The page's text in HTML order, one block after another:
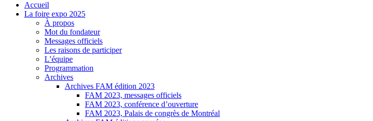
Accueil
La foire expo 2025
À propos
Mot du fondateur
Messages officiels
Les raisons de participer
L’équipe
Programmation
Archives
Archives FAM édition 2023
FAM 2023, messages officiels
FAM 2023, conférence d’ouverture
FAM 2023, Palais de congrès de Montréal